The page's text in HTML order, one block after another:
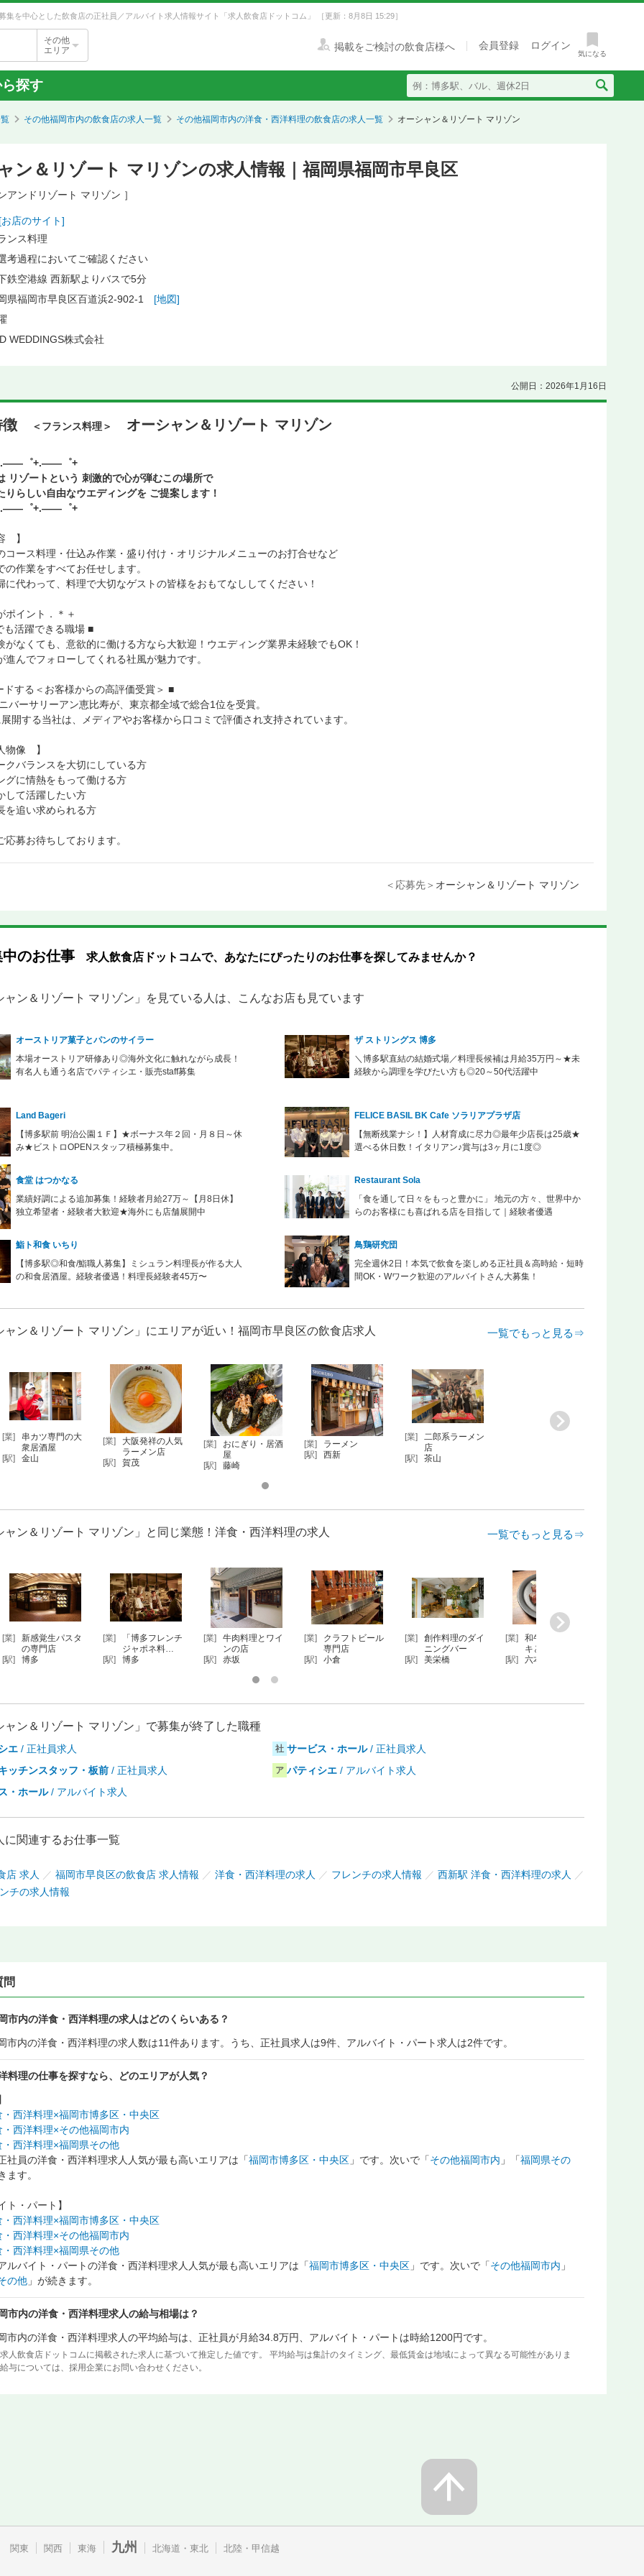
集を中心とした飲食店の正社員／アルバイト求人情報サイト「求人飲食店ドットコム」 ［更新：8月8日 15:29］
その他
エリア
掲載をご検討の飲食店様へ 会員登録 ログイン
気になる
探す
その他福岡市内の飲食店の求人一覧 その他福岡市内の洋食・西洋料理の飲食店の求人一覧 オーシャン＆リゾート マリゾン
ン＆リゾート マリゾンの求人情報｜福岡県福岡市早良区
アンドリゾート マリゾン ］
店のサイト]
ンス料理
考過程においてご確認ください
鉄空港線 西新駅よりバスで5分
県福岡市早良区百道浜2-902-1 [地図]
WEDDINGS株式会社
公開日：2026年1月16日
徴 ＜フランス料理＞ オーシャン＆リゾート マリゾン
゜+.――゜+
リゾートという 刺激的で心が弾むこの場所で
りらしい自由なウエディングを ご提案します！
゜+.――゜+
】
コース料理・仕込み作業・盛り付け・オリジナルメニューのお打合せなど
の作業をすべてお任せします。
に代わって、料理で大切なゲストの皆様をおもてなししてください！
ポイント．＊＋
も活躍できる職場 ■
がなくても、意欲的に働ける方なら大歓迎！ウエディング業界未経験でもOK！
進んでフォローしてくれる社風が魅力です。
ドする＜お客様からの高評価受賞＞ ■
バーサリーアン恵比寿が、東京都全域で総合1位を受賞。
開する当社は、メディアやお客様から口コミで評価され支持されています。
物像 】
クバランスを大切にしている方
グに情熱をもって働ける方
して活躍したい方
を追い求められる方
応募お待ちしております。
＜応募先＞ オーシャン＆リゾート マリゾン
のお仕事 求人飲食店ドットコムで、あなたにぴったりのお仕事を探してみませんか？
ャン＆リゾート マリゾン」を見ている人は、こんなお店も見ています
オーストリア菓子とパンのサイラー
本場オーストリア研修あり◎海外文化に触れながら成長！
有名人も通う名店でパティシエ・販売staff募集
ザ ストリングス 博多
＼博多駅直結の結婚式場／料理長候補は月給35万円～★未
経験から調理を学びたい方も◎20～50代活躍中
Land Bageri
【博多駅前 明治公園１Ｆ】★ボーナス年２回・月８日～休
み★ビストロOPENスタッフ積極募集中。
FELICE BASIL BK Cafe ソラリアプラザ店
【無断残業ナシ！】人材育成に尽力◎最年少店長は25歳★
選べる休日数！イタリアン♪賞与は3ヶ月に1度◎
食堂 はつかなる
業績好調による追加募集！経験者月給27万～【月8日休】
独立希望者・経験者大歓迎★海外にも店舗展開中
Restaurant Sola
「食を通して日々をもっと豊かに」 地元の方々、世界中か
らのお客様にも喜ばれる店を目指して｜経験者優遇
鮨ト和食 いちり
【博多駅◎和食/鮨職人募集】ミシュラン料理長が作る大人
の和食居酒屋。経験者優遇！料理長経験者45万〜
鳥鶏研究団
完全週休2日！本気で飲食を楽しめる正社員＆高時給・短時
間OK・Wワーク歓迎のアルバイトさん大募集！
ャン＆リゾート マリゾン」にエリアが近い！福岡市早良区の飲食店求人 一覧でもっと見る⇒
[業]
串カツ専門の大
衆居酒屋
[駅]
金山
[業]
大阪発祥の人気
ラーメン店
[駅]
賀茂
[業]
おにぎり・居酒
屋
[駅]
藤崎
[業]
ラーメン
[駅]
西新
[業]
二郎系ラーメン
店
[駅]
茶山
ャン＆リゾート マリゾン」と同じ業態！洋食・西洋料理の求人 一覧でもっと見る⇒
[業]
新感覚生パスタ
の専門店
[駅]
博多
[業]
「博多フレンチ
ジャポネ料…
[駅]
博多
[業]
牛肉料理とワイ
ンの店
[駅]
赤坂
[業]
クラフトビール
専門店
[駅]
小倉
[業]
創作料理のダイ
ニングバー
[駅]
美栄橋
[業]
和牛熟成ステー
キと熟成タ…
[駅]
六本松
ャン＆リゾート マリゾン」で募集が終了した職種
エ / 正社員求人 社 サービス・ホール/ 正社員求人
ッチンスタッフ・板前 / 正社員求人 ア パティシエ / アルバイト求人
・ホール/ アルバイト求人
に関連するお仕事一覧
店 求人 ／ 福岡市早良区の飲食店 求人情報 ／ 洋食・西洋料理の求人 ／ フレンチの求人情報 ／ 西新駅 洋食・西洋料理の求人
／
チの求人情報
問
市内の洋食・西洋料理の求人はどのくらいある？
市内の洋食・西洋料理の求人数は11件あります。うち、正社員求人は9件、アルバイト・パート求人は2件です。
料理の仕事を探すなら、どのエリアが人気？
・西洋料理×福岡市博多区・中央区
・西洋料理×その他福岡市内
・西洋料理×福岡県その他
社員の洋食・西洋料理求人人気が最も高いエリアは「福岡市博多区・中央区 」です。次いで「その他福岡市内 」「福岡県その
ます。
ト・パート】
・西洋料理×福岡市博多区・中央区
・西洋料理×その他福岡市内
・西洋料理×福岡県その他
ルバイト・パートの洋食・西洋料理求人人気が最も高いエリアは「福岡市博多区・中央区 」です。次いで「その他福岡市内 」
の他 」が続きます。
市内の洋食・西洋料理求人の給与相場は？
市内の洋食・西洋料理求人の平均給与は、正社員が月給34.8万円、アルバイト・パートは時給1200円です。
人飲食店ドットコムに掲載された求人に基づいて推定した値です。 平均給与は集計のタイミング、最低賃金は地域によって異なる可能性がありま
与については、採用企業にお問い合わせください。
関東 関西 東海 九州 北海道・東北 北陸・甲信越